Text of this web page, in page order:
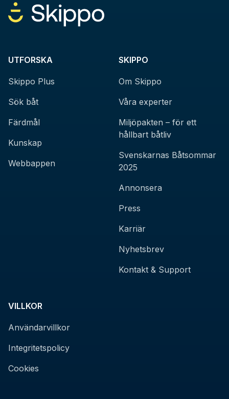
UTFORSKA
Skippo Plus
Sök båt
Färdmål
Kunskap
Webbappen
SKIPPO
Om Skippo
Våra experter
Miljöpakten – för ett
hållbart båtliv
Svenskarnas Båtsommar
2025
Annonsera
Press
Karriär
Nyhetsbrev
Kontakt & Support
VILLKOR
Användarvillkor
Integritetspolicy
Cookies